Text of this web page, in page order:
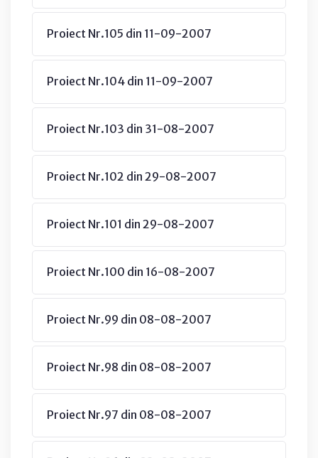
Proiect Nr.105 din 11-09-2007
Proiect Nr.104 din 11-09-2007
Proiect Nr.103 din 31-08-2007
Proiect Nr.102 din 29-08-2007
Proiect Nr.101 din 29-08-2007
Proiect Nr.100 din 16-08-2007
Proiect Nr.99 din 08-08-2007
Proiect Nr.98 din 08-08-2007
Proiect Nr.97 din 08-08-2007